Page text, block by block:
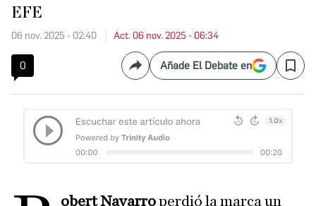
EFE
06 nov. 2025 - 02:40 Act. 06 nov. 2025 - 06:34
0 CompartirAñade El Debate en Save
obert Navarroperdió la marca un